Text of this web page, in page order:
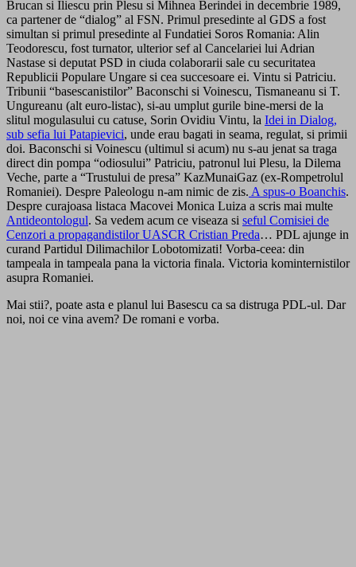
Brucan si Iliescu prin Plesu si Mihnea Berindei in decembrie 1989,
ca partener de “dialog” al FSN. Primul presedinte al GDS a fost
simultan si primul presedinte al Fundatiei Soros Romania: Alin
Teodorescu, fost turnator, ulterior sef al Cancelariei lui Adrian
Nastase si deputat PSD in ciuda colaborarii sale cu securitatea
Republicii Populare Ungare si cea succesoare ei. Vintu si Patriciu.
Tribunii “basescanistilor” Baconschi si Voinescu, Tismaneanu si T.
Ungureanu (alt euro-listac), si-au umplut gurile bine-mersi de la
slitul mogulasului cu catuse, Sorin Ovidiu Vintu, la Idei in Dialog,
sub sefia lui Patapievici, unde erau bagati in seama, regulat, si primii
doi. Baconschi si Voinescu (ultimul si acum) nu s-au jenat sa traga
direct din pompa “odiosului” Patriciu, patronul lui Plesu, la Dilema
Veche, parte a “Trustului de presa” KazMunaiGaz (ex-Rompetrolul
Romaniei). Despre Paleologu n-am nimic de zis. A spus-o Boanchis.
Despre curajoasa listaca Macovei Monica Luiza a scris mai multe
Antideontologul. Sa vedem acum ce viseaza si seful Comisiei de
Cenzori a propagandistilor UASCR Cristian Preda… PDL ajunge in
curand Partidul Dilimachilor Lobotomizati! Vorba-ceea: din
tampeala in tampeala pana la victoria finala. Victoria kominternistilor
asupra Romaniei.
Mai stii?, poate asta e planul lui Basescu ca sa distruga PDL-ul. Dar
noi, noi ce vina avem? De romani e vorba.